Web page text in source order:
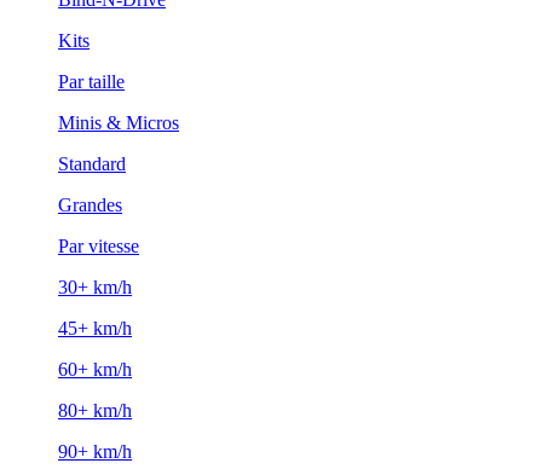
Kits
Par taille
Minis & Micros
Standard
Grandes
Par vitesse
30+ km/h
45+ km/h
60+ km/h
80+ km/h
90+ km/h